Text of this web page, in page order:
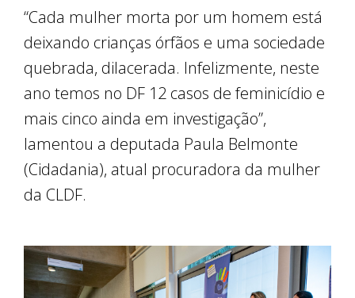
“Cada mulher morta por um homem está
deixando crianças órfãos e uma sociedade
quebrada, dilacerada. Infelizmente, neste
ano temos no DF 12 casos de feminicídio e
mais cinco ainda em investigação”,
lamentou a deputada Paula Belmonte
(Cidadania), atual procuradora da mulher
da CLDF.